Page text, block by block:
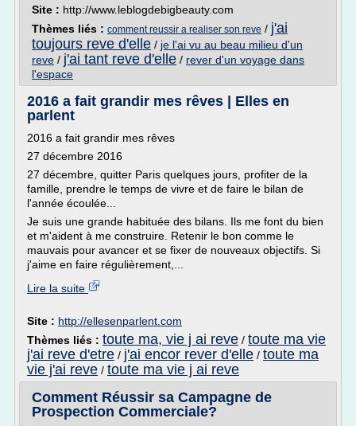
Site : http://www.leblogdebigbeauty.com
Thèmes liés : comment reussir a realiser son reve / j'ai
toujours reve d'elle / je l'ai vu au beau milieu d'un
reve / j'ai tant reve d'elle / rever d'un voyage dans
l'espace
2016 a fait grandir mes rêves | Elles en
parlent
2016 a fait grandir mes rêves
27 décembre 2016
27 décembre, quitter Paris quelques jours, profiter de la
famille, prendre le temps de vivre et de faire le bilan de
l'année écoulée...
Je suis une grande habituée des bilans. Ils me font du bien
et m'aident à me construire. Retenir le bon comme le
mauvais pour avancer et se fixer de nouveaux objectifs. Si
j'aime en faire régulièrement,...
Lire la suite
Site : http://ellesenparlent.com
Thèmes liés : toute ma, vie j ai reve / toute ma vie
j'ai reve d'etre / j'ai encor rever d'elle / toute ma
vie j'ai reve / toute ma vie j ai reve
Comment Réussir sa Campagne de
Prospection Commerciale?